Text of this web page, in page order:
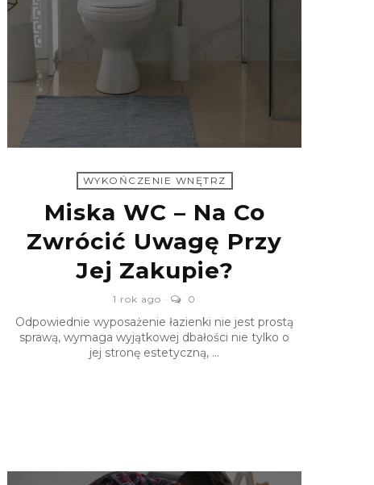
WYKOŃCZENIE WNĘTRZ
Miska WC – Na Co
Zwrócić Uwagę Przy
Jej Zakupie?
1 rok ago 0
Odpowiednie wyposażenie łazienki nie jest prostą
sprawą, wymaga wyjątkowej dbałości nie tylko o
jej stronę estetyczną, ...